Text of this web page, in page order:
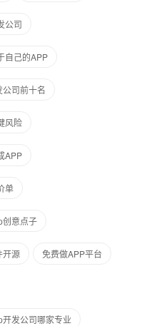
公司
自己的APP
司前十名
风险
APP
单
意点子
开源 免费做APP平台
发公司哪家专业